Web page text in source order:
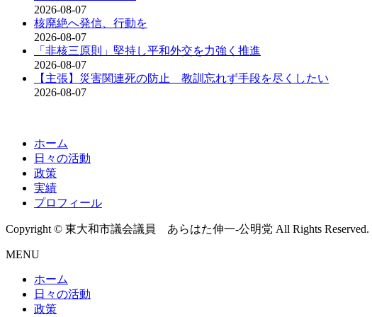
2026-08-07
核廃絶へ発信、行動を
2026-08-07
「非核三原則」堅持し平和外交を力強く推進
2026-08-07
【主張】災害関連死の防止 教訓忘れず手段を尽くしたい
2026-08-07
ホーム
日々の活動
政策
実績
プロフィール
Copyright © 東大和市議会議員 あらはた伸一-公明党 All Rights Reserved.
MENU
ホーム
日々の活動
政策